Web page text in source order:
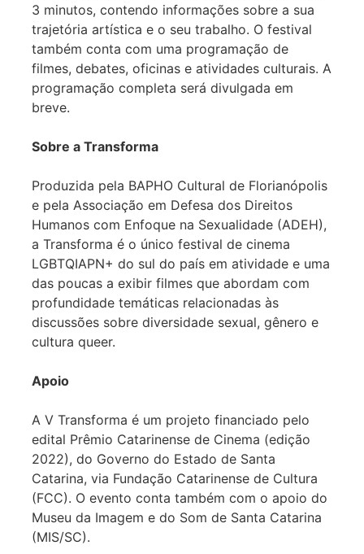
3 minutos, contendo informações sobre a sua
trajetória artística e o seu trabalho. O festival
também conta com uma programação de
filmes, debates, oficinas e atividades culturais. A
programação completa será divulgada em
breve.
Sobre a Transforma
Produzida pela BAPHO Cultural de Florianópolis
e pela Associação em Defesa dos Direitos
Humanos com Enfoque na Sexualidade (ADEH),
a Transforma é o único festival de cinema
LGBTQIAPN+ do sul do país em atividade e uma
das poucas a exibir filmes que abordam com
profundidade temáticas relacionadas às
discussões sobre diversidade sexual, gênero e
cultura queer.
Apoio
A V Transforma é um projeto financiado pelo
edital Prêmio Catarinense de Cinema (edição
2022), do Governo do Estado de Santa
Catarina, via Fundação Catarinense de Cultura
(FCC). O evento conta também com o apoio do
Museu da Imagem e do Som de Santa Catarina
(MIS/SC).